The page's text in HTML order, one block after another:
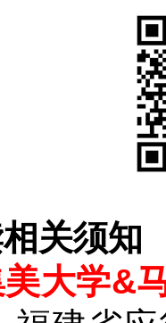
关须知
大学&